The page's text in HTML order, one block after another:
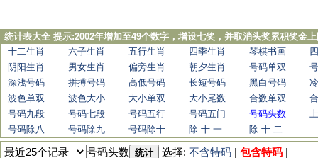
统计表大全 提示:2002年增加至49个数字，增设七奖，并取消头奖累积奖金
十二生肖
六子生肖 五行生肖 四季生肖 琴棋书画
阴阳生肖
男女生肖 偏旁生肖 朝夕生肖 号码单双
深浅号码
拼搏号码 高低号码 长短号码 黑白号码
波色单双
波色大小 大小单双 大小尾数 合数单双
号码九段
号码七段 号码五行 号码五门 号码头数
号码除八
号码除九 号码除十 除 十 一 除 十 二
号码头数 统计 选择: 不含特码 | 包含特码 |